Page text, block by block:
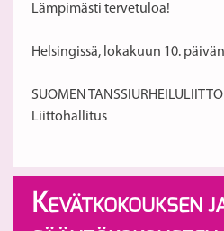
Lämpimästi tervetuloa!
Helsingissä, lokakuun 10.
SUOMEN TANSSIURHEILULIITTO
Liittohallitus
KEVÄTKOKOUKSEN